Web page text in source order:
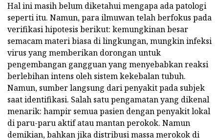
Hal ini masih belum diketahui mengapa ada patologi
seperti itu. Namun, para ilmuwan telah berfokus pada
verifikasi hipotesis berikut: kemungkinan besar
semacam materi biasa di lingkungan, mungkin infeksi
virus yang memberikan dorongan untuk
pengembangan gangguan yang menyebabkan reaksi
berlebihan intens oleh sistem kekebalan tubuh.
Namun, sumber langsung dari penyakit pada subjek
saat identifikasi. Salah satu pengamatan yang dikenal
menarik: hampir semua pasien dengan penyakit lokal
di paru-paru aktif atau mantan perokok. Namun
demikian, bahkan jika distribusi massa merokok di